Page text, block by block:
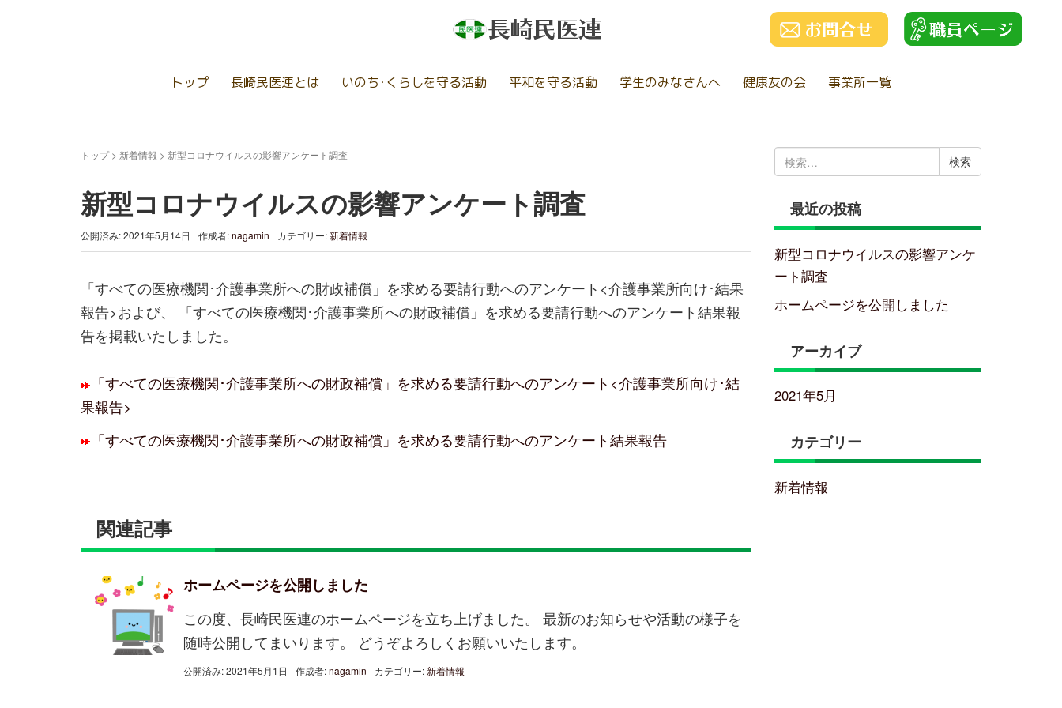
トップ 長崎民医連とは いのち･くらしを守る活動 平和を守る活動 学生のみなさんへ 健康友の会 事業所一覧
トップ> 新着情報 > 新型コロナウイルスの影響アンケート調査
新型コロナウイルスの影響アンケート調査
公開済み: 2021年5月14日 作成者:nagamin カテゴリー:新着情報
「すべての医療機関･介護事業所への財政補償」を求める要請行動へのアンケート<介護事業所向け･結果
報告>および、 「すべての医療機関･介護事業所への財政補償」を求める要請行動へのアンケート結果報
告を掲載いたしました。
「すべての医療機関･介護事業所への財政補償」を求める要請行動へのアンケート<介護事業所向け･結
果報告>
「すべての医療機関･介護事業所への財政補償」を求める要請行動へのアンケート結果報告
関連記事
ホームページを公開しました
この度、長崎民医連のホームページを立ち上げました。 最新のお知らせや活動の様子を
随時公開してまいります。 どうぞよろしくお願いいたします。
公開済み: 2021年5月1日 作成者:nagamin カテゴリー:新着情報
検
索:
最近の投稿
新型コロナウイルスの影響アンケ
ート調査
ホームページを公開しました
アーカイブ
2021年5月
カテゴリー
新着情報